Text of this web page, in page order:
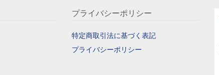
プライバシーポリシー
特定商取引法に基づく表記
プライバシーポリシー